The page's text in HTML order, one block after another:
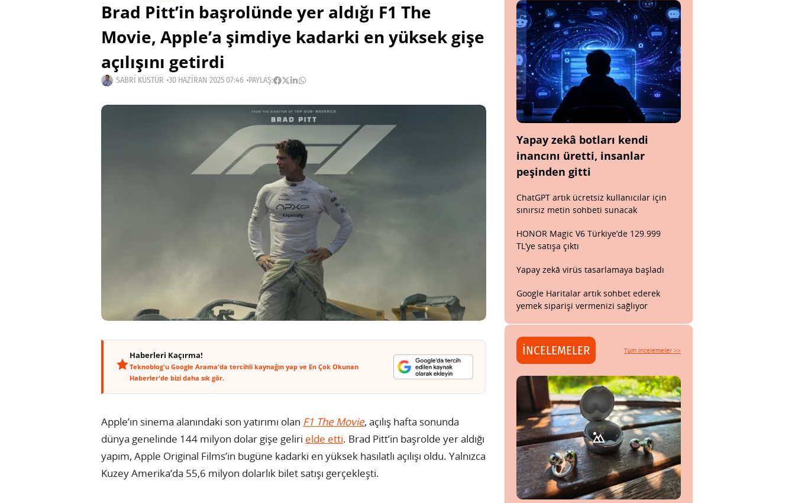
Brad Pitt’in başrolünde yer aldığı F1 The
Movie, Apple’a şimdiye kadarki en yüksek gişe
açılışını getirdi
SABRI KÜSTÜR 30 HAZIRAN 2025 07:46 PAYLAŞ:
Haberleri Kaçırma!
Teknoblog'u Google Arama'da tercihli kaynağın yap ve En Çok Okunan
Haberler'de bizi daha sık gör.
Apple’ın sinema alanındaki son yatırımı olan F1 The Movie, açılış hafta sonunda
dünya genelinde 144 milyon dolar gişe geliri elde etti. Brad Pitt’in başrolde yer aldığı
yapım, Apple Original Films’in bugüne kadarki en yüksek hasılatlı açılışı oldu. Yalnızca
Kuzey Amerika’da 55,6 milyon dolarlık bilet satışı gerçekleşti.
Yapay zekâ botları kendi
inancını üretti, insanlar
peşinden gitti
ChatGPT artık ücretsiz kullanıcılar için
sınırsız metin sohbeti sunacak
HONOR Magic V6 Türkiye’de 129.999
TL’ye satışa çıktı
Yapay zekâ virüs tasarlamaya başladı
Google Haritalar artık sohbet ederek
yemek siparişi vermenizi sağlıyor
İNCELEMELER Tüm incelemeler >>